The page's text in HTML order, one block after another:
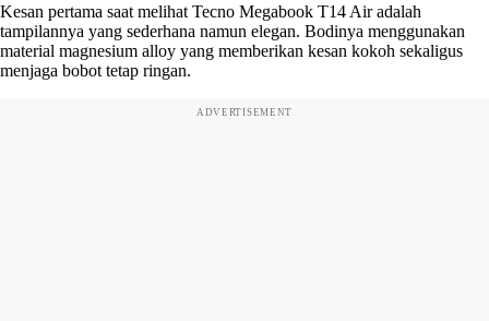
Kesan pertama saat melihat Tecno Megabook T14 Air adalah
tampilannya yang sederhana namun elegan. Bodinya menggunakan
material magnesium alloy yang memberikan kesan kokoh sekaligus
menjaga bobot tetap ringan.
ADVERTISEMENT